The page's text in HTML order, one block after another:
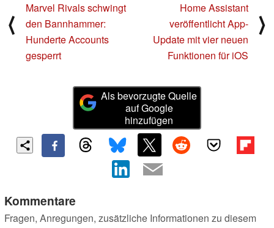
⟨
Marvel Rivals schwingt
den Bannhammer:
Hunderte Accounts
gesperrt
Home Assistant
veröffentlicht App-
Update mit vier neuen
Funktionen für iOS
⟩
Als bevorzugte Quelle
auf Google
hinzufügen
Kommentare
Fragen, Anregungen, zusätzliche Informationen zu diesem